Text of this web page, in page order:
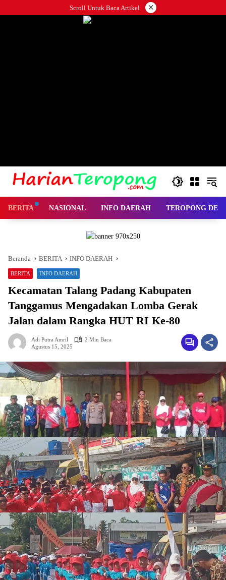
ke
Scroll Untuk Baca Artikel ×
BERITA NASIONAL INFO DAERAH TEROPONG
Beranda BERITA INFO DAERAH
BERITA INFO DAERAH
Kecamatan Talang Padang Kabupaten
Tanggamus Mengadakan Lomba Gerak
Jalan dalam Rangka HUT RI Ke-80
Adi Putra Amril
2 Min Baca
Agustus 15, 2025